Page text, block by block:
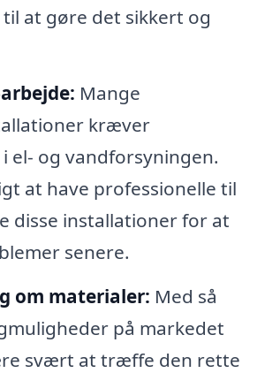
at gøre det sikkert og
arbejde: Mange
kræver
el- og vandforsyningen.
at have professionelle til
disse installationer for at
senere.
om materialer: Med så
på markedet
svært at træffe den rette